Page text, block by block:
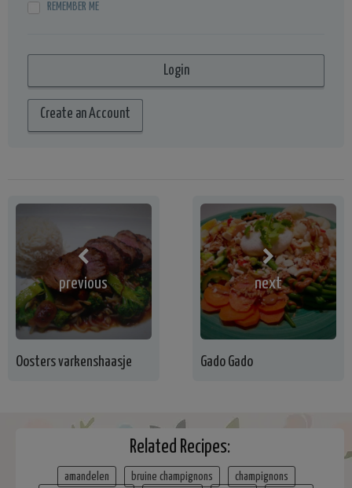
REMEMBER ME
Create an Account
previous
Oosters varkenshaasje
next
Gado Gado
Related Recipes:
amandelen bruine champignons
champignons